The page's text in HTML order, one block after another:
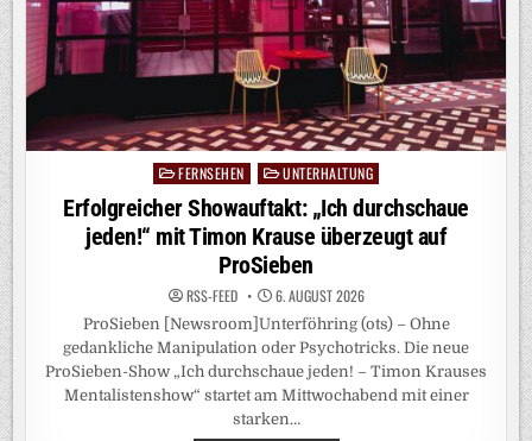
Posted
in
FERNSEHEN UNTERHALTUNG
Erfolgreicher Showauftakt: „Ich durchschaue
jeden!“ mit Timon Krause überzeugt auf
ProSieben
RSS-FEED 6. AUGUST 2026
ProSieben [Newsroom]Unterföhring (ots) – Ohne
gedankliche Manipulation oder Psychotricks. Die neue
ProSieben-Show „Ich durchschaue jeden! – Timon Krauses
Mentalistenshow“ startet am Mittwochabend mit einer
starken…